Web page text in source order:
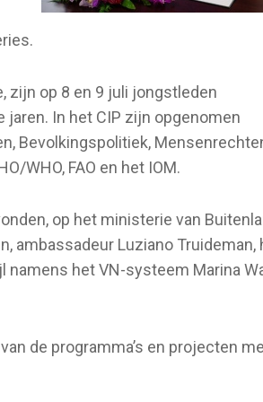
zijn op 8 en 9 juli jongstleden
In het CIP zijn opgenomen
Bevolkingspolitiek,
WHO, FAO en het IOM.
op het ministerie van
ambassadeur Luziano Truideman,
het VN-systeem Marina
de programma’s en projecten